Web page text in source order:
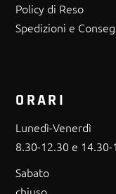
Policy di Reso
Spedizioni e
ORARI
Lunedì-Venerdì
8.30-12.30 e 14.30-
Sabato